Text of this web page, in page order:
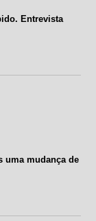
Entrevista
uma mudança de